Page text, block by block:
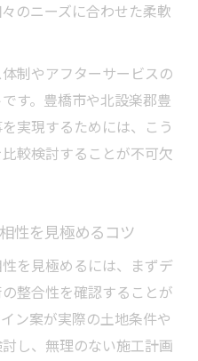
のニーズに合わせた柔軟
制やアフターサービスの
す。豊橋市や北設楽郡豊
実現するためには、こう
較検討することが不可欠
性を見極めるコツ
を見極めるには、まずデ
整合性を確認することが
ン案が実際の土地条件や
し、無理のない施工計画